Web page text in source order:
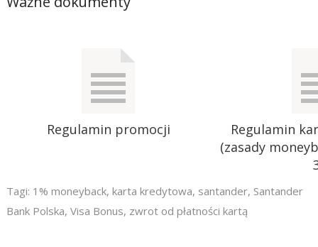
Regulamin promocji
Regulamin
(zasady
Tagi: 1% moneyback, karta kredytowa, santander, Santander
Bank Polska, Visa Bonus, zwrot od płatności kartą